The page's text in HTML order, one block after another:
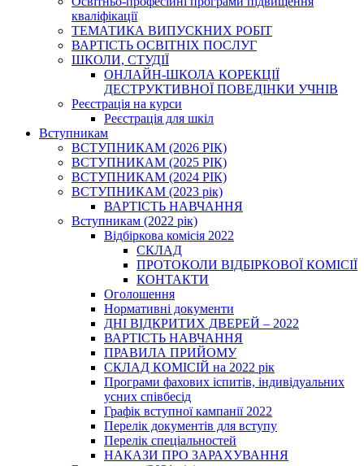
кваліфікації
ТЕМАТИКА ВИПУСКНИХ РОБІТ
ВАРТІСТЬ ОСВІТНІХ ПОСЛУГ
ШКОЛИ, СТУДІЇ
ОНЛАЙН-ШКОЛА КОРЕКЦІЇ
ДЕСТРУКТИВНОЇ ПОВЕДІНКИ УЧНІВ
Реєстрація на курси
Реєстрація для шкіл
Вступникам
ВСТУПНИКАМ (2026 РІК)
ВСТУПНИКАМ (2025 РІК)
ВСТУПНИКАМ (2024 РІК)
ВСТУПНИКАМ (2023 рік)
ВАРТІСТЬ НАВЧАННЯ
Вступникам (2022 рік)
Відбіркова комісія 2022
СКЛАД
ПРОТОКОЛИ ВІДБІРКОВОЇ КОМІСІЇ
КОНТАКТИ
Оголошення
Нормативні документи
ДНІ ВІДКРИТИХ ДВЕРЕЙ – 2022
ВАРТІСТЬ НАВЧАННЯ
ПРАВИЛА ПРИЙОМУ
СКЛАД КОМІСІЙ на 2022 рік
Програми фахових іспитів, індивідуальних
усних співбесід
Графік вступної кампанії 2022
Перелік документів для вступу
Перелік спеціальностей
НАКАЗИ ПРО ЗАРАХУВАННЯ